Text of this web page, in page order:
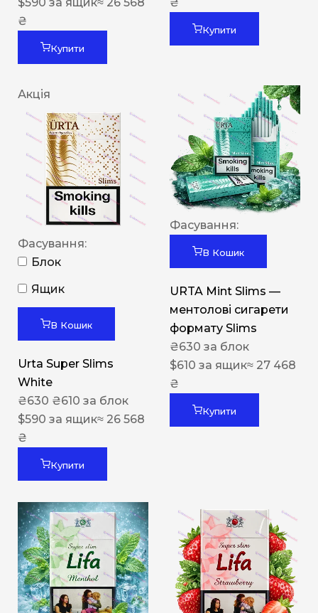
$590 за ящик≈ 26 568
₴
Купити
₴
Купити
Акція
Фасування:
Блок
Ящик
В Кошик
Urta Super Slims
White
₴630 ₴610 за блок
$590 за ящик≈ 26 568
₴
Купити
Фасування:
В Кошик
URTA Mint Slims —
ментолові сигарети
формату Slims
₴630 за блок
$610 за ящик≈ 27 468
₴
Купити